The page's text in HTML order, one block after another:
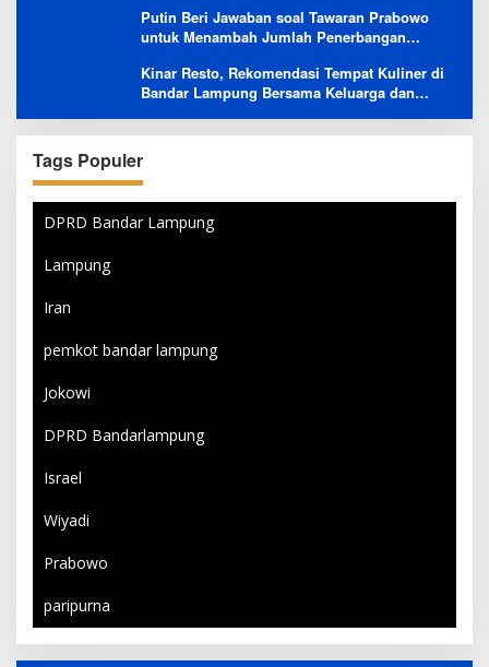
Sales
Putin Beri Jawaban soal Tawaran Prabowo
untuk Menambah Jumlah Penerbangan
Kinar Resto, Rekomendasi Tempat Kuliner di
Bandar Lampung Bersama Keluarga dan
Tags Populer
DPRD Bandar Lampung
Lampung
Iran
pemkot bandar lampung
Jokowi
DPRD Bandarlampung
Israel
Wiyadi
Prabowo
paripurna